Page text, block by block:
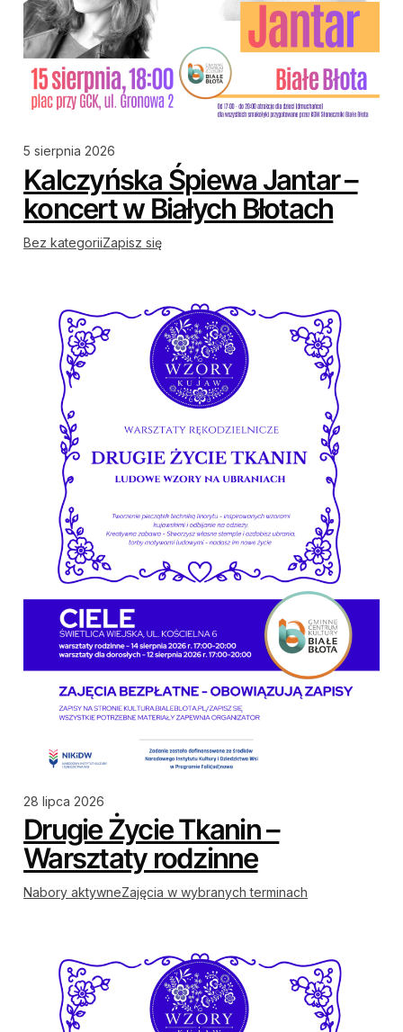
5 sierpnia 2026
Kalczyńska Śpiewa Jantar –
koncert w Białych Błotach
Bez kategoriiZapisz się
28 lipca 2026
Drugie Życie Tkanin –
Warsztaty rodzinne
Nabory aktywneZajęcia w wybranych terminach